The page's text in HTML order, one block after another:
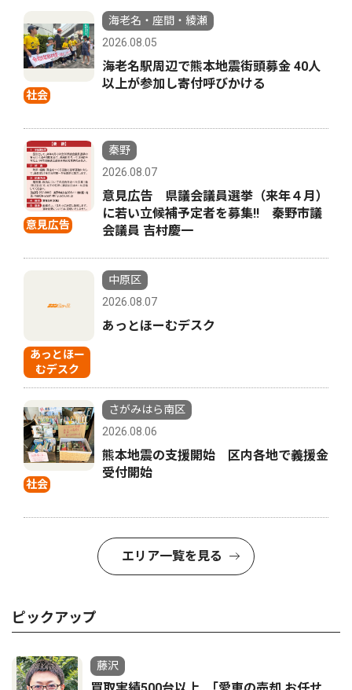
社会
海老名・座間・綾瀬
2026.08.05
海老名駅周辺で熊本地震街頭募金 40人
以上が参加し寄付呼びかける
意見広告
秦野
2026.08.07
意見広告 県議会議員選挙（来年４月）
に若い立候補予定者を募集‼ 秦野市議
会議員 吉村慶一
あっとほー
むデスク
中原区
2026.08.07
あっとほーむデスク
社会
さがみはら南区
2026.08.06
熊本地震の支援開始 区内各地で義援金
受付開始
エリア一覧を見る
ピックアップ
藤沢